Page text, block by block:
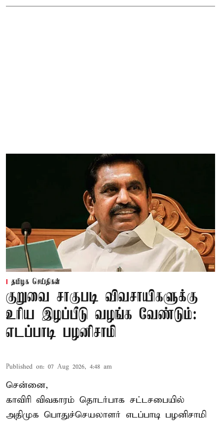
தமிழக செய்திகள்
குறுவை சாகுபடி விவசாயிகளுக்கு
உரிய இழப்பீடு வழங்க வேண்டும்:
எடப்பாடி பழனிசாமி
Published on: 07 Aug 2026, 4:48 am
சென்னை,
காவிரி விவகாரம் தொடர்பாக சட்டசபையில்
அதிமுக பொதுச்செயலாளர் எடப்பாடி பழனிசாமி